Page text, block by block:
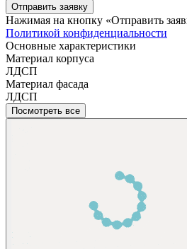
Отправить заявку
Нажимая на кнопку «Отправить
Политикой конфиденциальности
Основные характеристики
Материал корпуса
ЛДСП
Материал фасада
ЛДСП
Посмотреть все